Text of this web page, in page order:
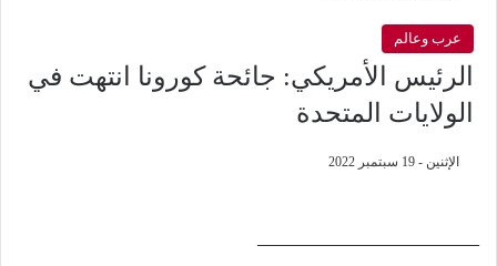
عرب وعالم
الرئيس الأمريكي: جائحة كورونا انتهت في
الولايات المتحدة
الإثنين - 19 سبتمبر 2022
——————————